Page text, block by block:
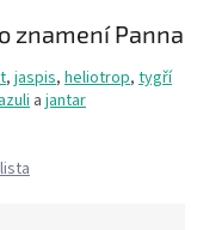
znamení Panna
, jaspis, heliotrop, tygří
a jantar